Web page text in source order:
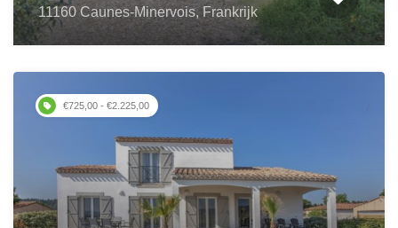
11160 Caunes-Minervois, Frankrijk
€725,00 - €2.225,00